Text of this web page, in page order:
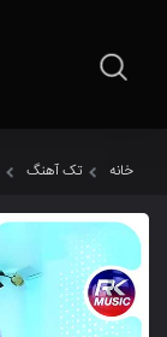
خانه تک آهنگ